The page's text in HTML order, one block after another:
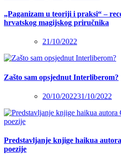
„Paganizam u teoriji i praksi“ –
hrvatskog magijskog priručnika
21/10/2022
Zašto sam opsjednut Interliberom?
20/10/202231/10/2022
Predstavljanje knjige haikua
poezije